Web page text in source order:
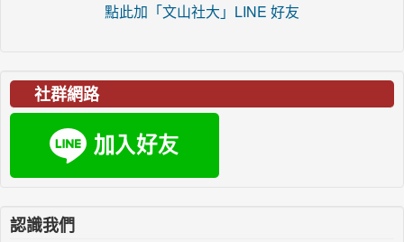
點此加「文山社大」LINE 好友
社群網路
認識我們